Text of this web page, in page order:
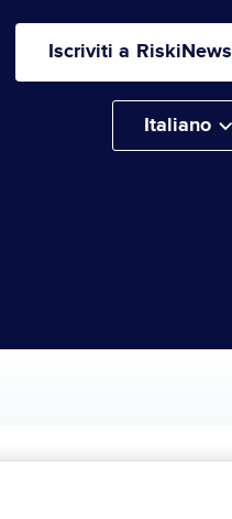
Iscriviti a RiskiNews
Italiano